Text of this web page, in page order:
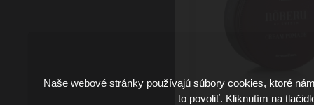
Naše webové stránky používajú súbory cookies, ktoré
to povoliť. Kliknutím na